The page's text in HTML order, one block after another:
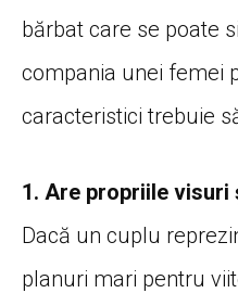
bărbat care se poate
compania unei femei
caracteristici trebuie
1. Are propriile visuri
Dacă un cuplu
planuri mari pentru